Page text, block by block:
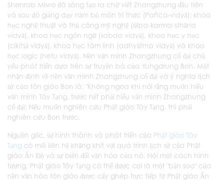
Shenrab Miwo đã sáng tạo ra chữ viết Zhangzhung đầu tiên
và sau đó giảng dạy năm bộ môn tri thức (Pañca-vidyā): khoa
học nghệ thuật và thủ công mỹ nghệ (śilpa-karma-sthāna
vidyā), khoa học ngôn ngữ (śabda vidyā), khoa học y học
(cikitsā vidyā), khoa học tâm linh (adhyātma vidyā) và khoa
học logic (hetu vidyā). Nền văn minh Zhangzhung cổ đại chủ
yếu phát triển dựa trên sự truyền bá của Yungdrung Bon. Một
nhận định về nền văn minh Zhangzhung cổ đại và ý nghĩa lịch
sử của tôn giáo Bon là: "Không ngoa khi nói rằng muốn hiểu
văn minh Tây Tạng, trước hết phải hiểu văn minh Zhangzhung
cổ đại; Nếu muốn nghiên cứu Phật giáo Tây Tạng, thì phải
nghiên cứu Bon trước.
Nguồn gốc, sự hình thành và phát triển của Phật giáo Tây
Tạng có mối liên hệ khăng khít với quá trình lịch sử của Phật
giáo Ấn Độ và sự biến đổi văn hóa của nó. Nói một cách hình
tượng, Phật giáo Tây Tạng có thể được coi là một "bản sao" của
nền văn hóa tôn giáo được cấy ghép trực tiếp từ Phật giáo Ấn